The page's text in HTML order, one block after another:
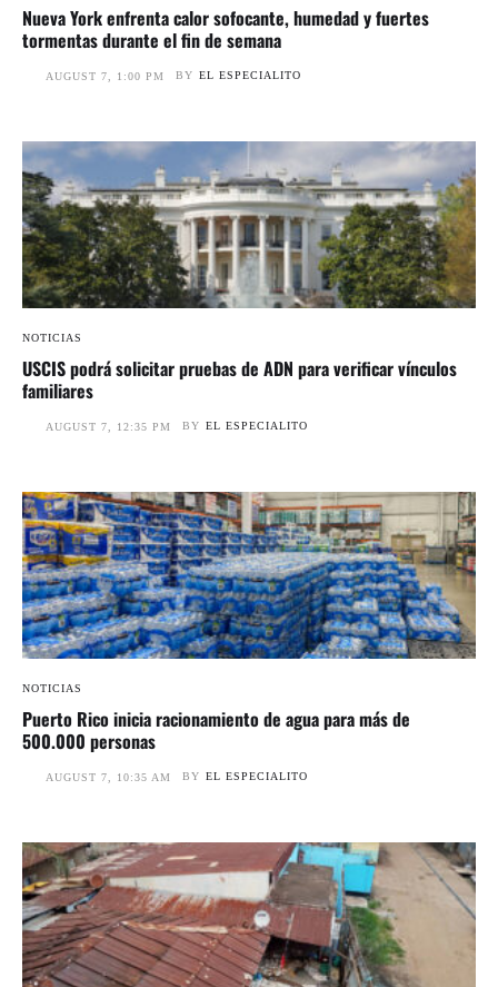
Nueva York enfrenta calor sofocante, humedad y fuertes
tormentas durante el fin de semana
AUGUST 7, 1:00 PM BY EL ESPECIALITO
NOTICIAS
USCIS podrá solicitar pruebas de ADN para verificar vínculos
familiares
AUGUST 7, 12:35 PM BY EL ESPECIALITO
NOTICIAS
Puerto Rico inicia racionamiento de agua para más de
500.000 personas
AUGUST 7, 10:35 AM BY EL ESPECIALITO